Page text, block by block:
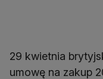
29 kwietnia
umowę na zakup